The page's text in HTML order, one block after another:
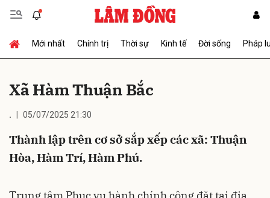
Mới nhất Chính trị Thời sự Kinh tế Đời sống Pháp
Xã Hàm Thuận Bắc
. 05/07/2025 21:30
Thành lập trên cơ sở sắp xếp các xã: Thuận
Hòa, Hàm Trí, Hàm Phú.
Gửi bình luận